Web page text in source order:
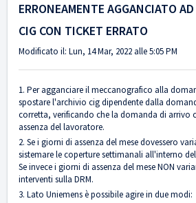
ERRONEAMENTE AGGANCIATO
CIG CON TICKET ERRATO
Modificato il: Lun, 14 Mar, 2022 alle 5:05 PM
1. Per agganciare il meccanografico alla
spostare l'archivio cig dipendente dalla
corretta, verificando che la domanda di arrivo
assenza del lavoratore.
2. Se i giorni di assenza del mese dovessero
sistemare le coperture settimanali all'interno
Se invece i giorni di assenza del mese NON
interventi sulla DRM.
3. Lato Uniemens è possibile agire in due modi: